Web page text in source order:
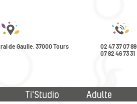
de Gaulle, 37000 Tours
02 47 37 07 89
07 82 46 73 31
Ti'Studio Adulte